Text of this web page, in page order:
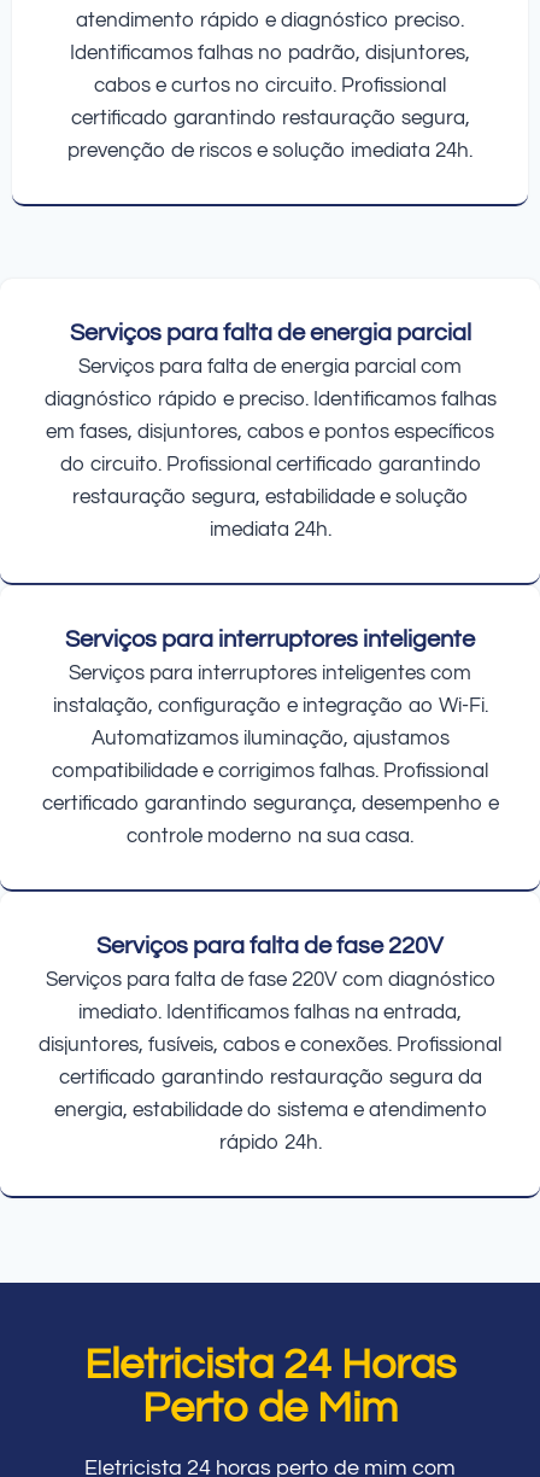
atendimento rápido e diagnóstico preciso.
Identificamos falhas no padrão, disjuntores,
cabos e curtos no circuito. Profissional
certificado garantindo restauração segura,
prevenção de riscos e solução imediata 24h.
Serviços para falta de energia parcial
Serviços para falta de energia parcial com
diagnóstico rápido e preciso. Identificamos falhas
em fases, disjuntores, cabos e pontos específicos
do circuito. Profissional certificado garantindo
restauração segura, estabilidade e solução
imediata 24h.
Serviços para interruptores inteligente
Serviços para interruptores inteligentes com
instalação, configuração e integração ao Wi-Fi.
Automatizamos iluminação, ajustamos
compatibilidade e corrigimos falhas. Profissional
certificado garantindo segurança, desempenho e
controle moderno na sua casa.
Serviços para falta de fase 220V
Serviços para falta de fase 220V com diagnóstico
imediato. Identificamos falhas na entrada,
disjuntores, fusíveis, cabos e conexões. Profissional
certificado garantindo restauração segura da
energia, estabilidade do sistema e atendimento
rápido 24h.
Eletricista 24 Horas
Perto de Mim
Eletricista 24 horas perto de mim com